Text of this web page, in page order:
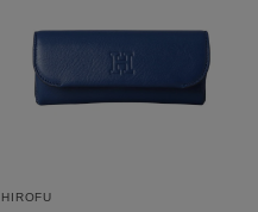
HIROFU